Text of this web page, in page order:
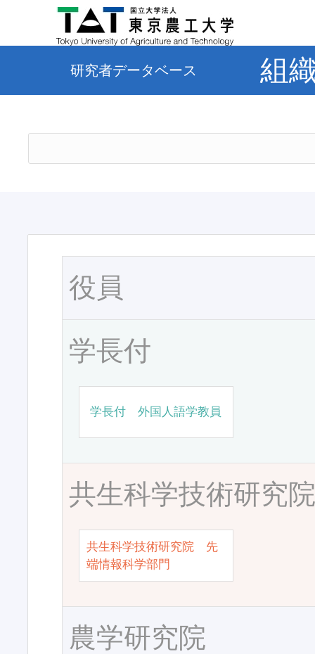
研究者データベース 組
役員
学長付
学長付 外国人語学教員
共生科学技術研究
共生科学技術研究院 先
端情報科学部門
農学研究院